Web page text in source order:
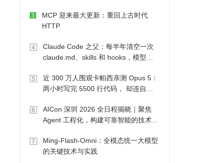
3
MCP 迎来最大更新：重回上古时代
HTTP
4
Claude Code 之父：每半年清空一次
claude.md、skills 和 hooks，模型自
5
近 300 万人围观卡帕西亲测 Opus 5：
两小时写完 5500 行代码， 却连自己
6
AICon 深圳 2026 全日程揭晓｜聚焦
Agent 工程化，构建可靠智能的技术路
7
Ming-Flash-Omni：全模态统一大模型
的关键技术与实践